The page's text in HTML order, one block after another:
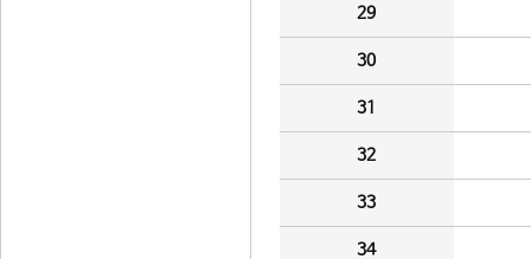
29
30
31
32
33
34